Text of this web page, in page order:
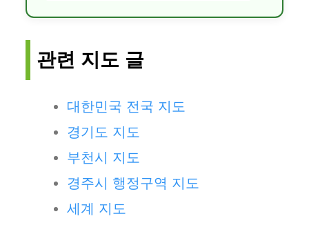
관련 지도 글
대한민국 전국 지도
경기도 지도
부천시 지도
경주시 행정구역 지도
세계 지도